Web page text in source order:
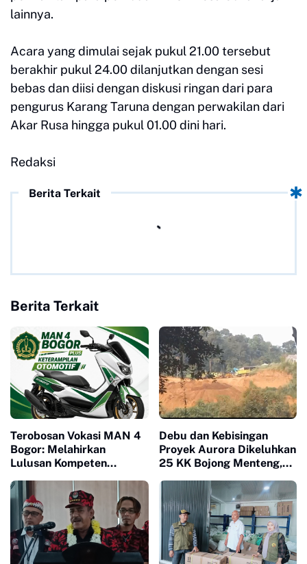
lainnya.
Acara yang dimulai sejak pukul 21.00 tersebut
berakhir pukul 24.00 dilanjutkan dengan sesi
bebas dan diisi dengan diskusi ringan dari para
pengurus Karang Taruna dengan perwakilan dari
Akar Rusa hingga pukul 01.00 dini hari.
Redaksi
Berita Terkait
Berita Terkait
Terobosan Vokasi MAN 4
Bogor: Melahirkan
Lulusan Kompeten
Keterampilan Otomotif
Debu dan Kebisingan
Proyek Aurora Dikeluhkan
25 KK Bojong Menteng,
Turun Tangan